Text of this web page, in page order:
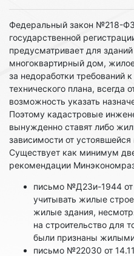
Федеральный закон №218-
государственной
предусматривает для
многоквартирный дом,
за недоработки требований
технического плана, всегда
возможность указать
Поэтому кадастровые
вынужденно ставят либо
зависимости от
Существует как минимум
рекомендации
письмо №Д23и-1944 от
учитывать жилые
жилые здания,
на строительство для
были признаны
письмо №22030 от